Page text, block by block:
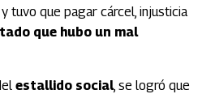
tuvo que pagar cárcel, injusticia
que hubo un mal
estallido social, se logró que